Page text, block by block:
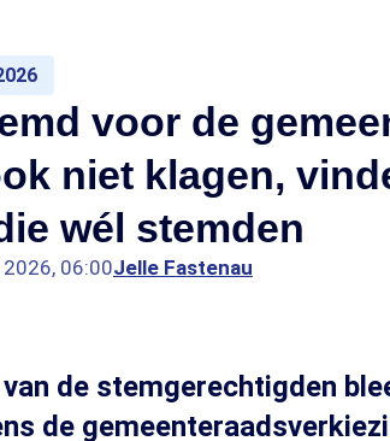
voor de
niet klagen,
wél stemden
06:00Jelle Fastenau
de stemgerechtigden
de